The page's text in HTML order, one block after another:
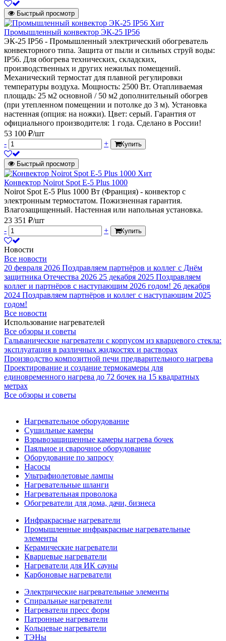
Быстрый просмотр
Хит
Промышленный конвектор ЭК-25 IP56
ЭК-25 IP56 - Промышленный электрический обогреватель
конвекторного типа. Защита от пыли и сильных струй воды:
IP56. Для обогрева технических, складских,
производственных и других нежилых помещений.
Механический термостат для плавной регулировки
температуры воздуха. Мощность: 2500 Вт. Отапливаемая
площадь: 25 м2 основной / 50 м2 дополнительный обогрев
(при утепленном помещении и потолке до 3 м). Установка
настенная (опция: на ножки). Цвет: серый. Гарантия от
официального производителя: 1 года. Сделано в России!
53 100 ₽/шт
-
+ Купить
Быстрый просмотр
Хит
Конвектор Noirot Spot E-5 Plus 1000
Noirot Spot E-5 Plus 1000 Вт (Франция) - конвектор с
электронным термостатом. Пожизненная гарантия.
Влагозащищенный. Настенная или напольная установка.
23 351 ₽/шт
-
+ Купить
Новости
Все новости
20 февраля 2026 Поздравляем партнёров и коллег с Днём
защитника Отечества 2026 25 декабря 2025 Поздравляем
коллег и партнёров с наступающим 2026 годом! 26 декабря
2024 Поздравляем партнёров и коллег с наступающим 2025
годом!
Все новости
Использование нагревателей
Все обзоры и советы
Гальванические нагреватели с корпусом из кварцевого стекла:
эксплуатация в различных жидкостях и растворах
Производство композитной печи предварительного нагрева
Проектирование и создание термокамеры для
единовременного нагрева до 72 бочек на 15 квадратных
метрах
Все обзоры и советы
Нагревательное оборудование
Сушильные камеры
Взрывозащищенные камеры нагрева бочек
Паяльное и сварочное оборудование
Оборудование по запросу
Насосы
Ультрафиолетовые лампы
Нагревательные шланги
Нагревательная проволока
Обогреватели для дома, дачи, бизнеса
Инфракрасные нагреватели
Промышленные инфракрасные нагревательные
элементы
Керамические нагреватели
Кварцевые нагреватели
Нагреватели для ИК сауны
Карбоновые нагреватели
Электрические нагревательные элементы
Спиральные нагреватели
Нагреватели пресс форм
Патронные нагреватели
Кольцевые нагреватели
ТЭНы